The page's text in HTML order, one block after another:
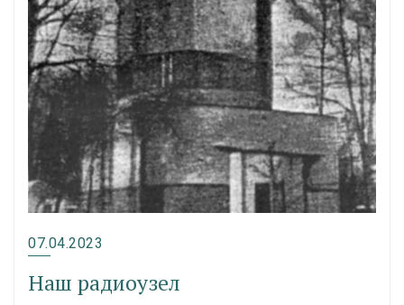
07.04.2023
Наш радиоузел